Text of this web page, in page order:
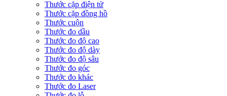
Thước cặp điện tử
Thước cặp đồng hồ
Thước cuộn
Thước đo dầu
Thước đo độ cao
Thước đo độ dày
Thước đo độ sâu
Thước đo góc
Thước đo khác
Thước đo Laser